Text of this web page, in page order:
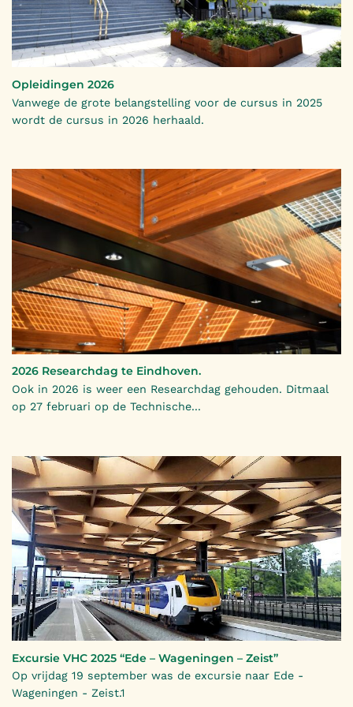
Opleidingen 2026
Vanwege de grote belangstelling voor de cursus in 2025
wordt de cursus in 2026 herhaald.
2026 Researchdag te Eindhoven.
Ook in 2026 is weer een Researchdag gehouden. Ditmaal
op 27 februari op de Technische...
Excursie VHC 2025 “Ede – Wageningen – Zeist”
Op vrijdag 19 september was de excursie naar Ede -
Wageningen - Zeist.1